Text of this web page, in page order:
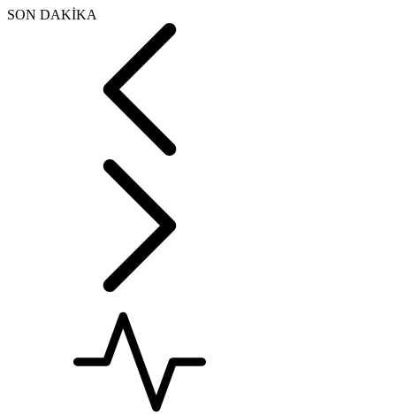
SON DAKİKA